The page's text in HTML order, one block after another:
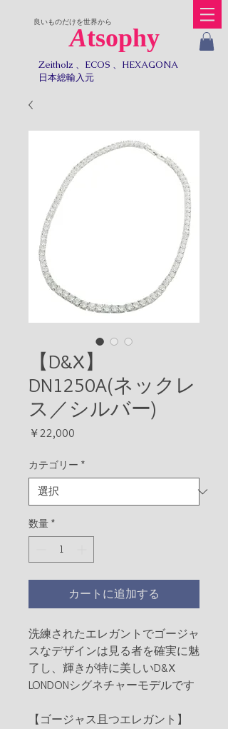
Atsophy
​良いものだけを世界から
Zeitholz 、ECOS 、HEXAGONA
日本総輸入元​​
【D&X】
DN1250A(ネックレ
ス／シルバー)
￥22,000
カテゴリー *
数量 *
カートに追加する
洗練されたエレガントでゴージャ
スなデザインは見る者を確実に魅
了し、輝きが特に美しいD&X
LONDONシグネチャーモデルです
【ゴージャス且つエレガント】